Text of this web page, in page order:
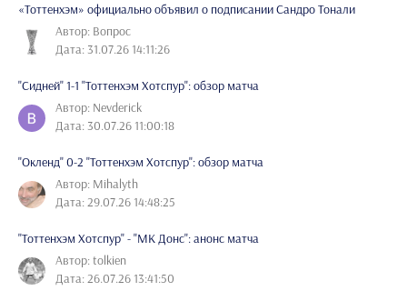
«Тоттенхэм» официально объявил о подписании Сандро Тонали
Автор: Вопрос
Дата: 31.07.26 14:11:26
"Сидней" 1-1 "Тоттенхэм Хотспур": обзор матча
Автор: Nevderick
Дата: 30.07.26 11:00:18
"Окленд" 0-2 "Тоттенхэм Хотспур": обзор матча
Автор: Mihalyth
Дата: 29.07.26 14:48:25
"Тоттенхэм Хотспур" - "МК Донс": анонс матча
Автор: tolkien
Дата: 26.07.26 13:41:50